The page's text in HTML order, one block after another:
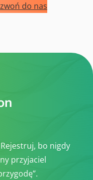
do nas
bo nigdy
przyjaciel